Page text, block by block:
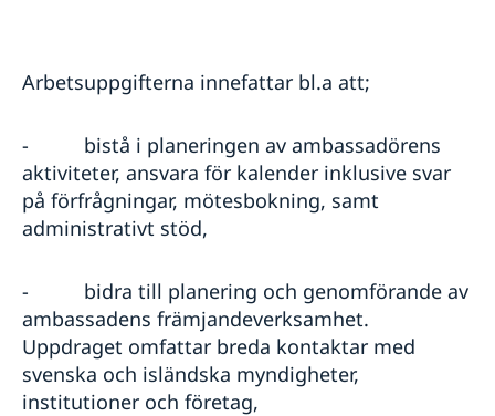
Arbetsuppgifterna innefattar bl.a att;
- bistå i planeringen av ambassadörens
aktiviteter, ansvara för kalender inklusive svar
på förfrågningar, mötesbokning, samt
administrativt stöd,
- bidra till planering och genomförande av
ambassadens främjandeverksamhet.
Uppdraget omfattar breda kontaktar med
svenska och isländska myndigheter,
institutioner och företag,